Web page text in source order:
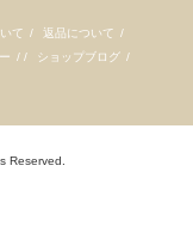
て / 返品について /
/ / ショップブログ /
Reserved.